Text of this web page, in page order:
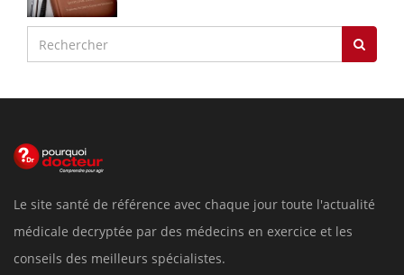
Le site santé de référence avec chaque jour toute l'actualité
médicale decryptée par des médecins en exercice et les
conseils des meilleurs spécialistes.